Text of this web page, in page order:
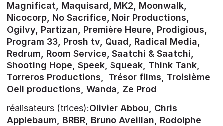
Magnificat, Maquisard, MK2, Moonwalk,
Nicocorp, No Sacrifice, Noir Productions,
Ogilvy, Partizan, Première Heure, Prodigious,
Program 33, Prosh tv, Quad, Radical Media,
Redrum, Room Service, Saatchi & Saatchi,
Shooting Hope, Speek, Squeak, Think Tank,
Torreros Productions, Trésor films, Troisième
Oeil productions, Wanda, Ze Prod
réalisateurs (trices):Olivier Abbou, Chris
Applebaum, BRBR, Bruno Aveillan, Rodolphe